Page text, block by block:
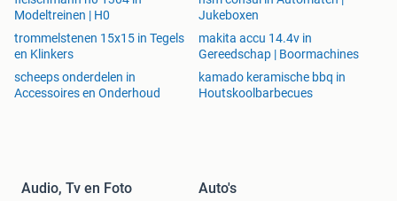
Modeltreinen | H0
Jukeboxen
trommelstenen 15x15 in Tegels
en Klinkers
makita accu 14.4v in
Gereedschap | Boormachines
scheeps onderdelen in
Accessoires en Onderhoud
kamado keramische bbq in
Houtskoolbarbecues
Audio, Tv en Foto Auto's